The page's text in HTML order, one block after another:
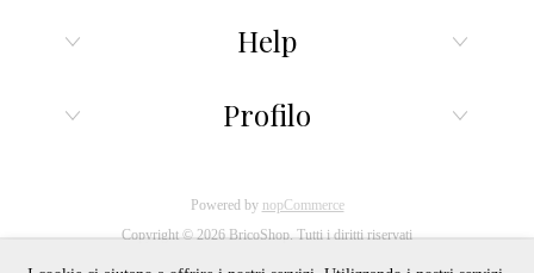
Help
Profilo
Powered by nopCommerce
Copyright © 2026 BricoShop. Tutti i diritti riservati